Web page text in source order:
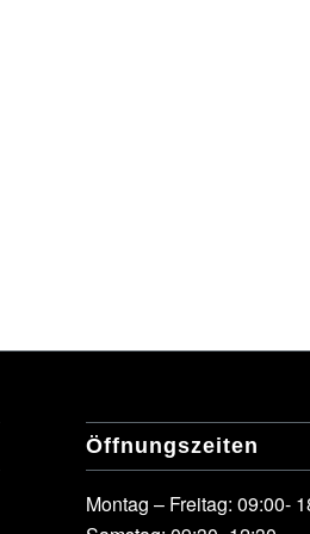
Öffnungszeiten
Montag – Freitag: 09:00-